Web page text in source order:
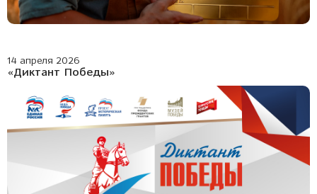
14 апреля 2026
«Диктант Победы»